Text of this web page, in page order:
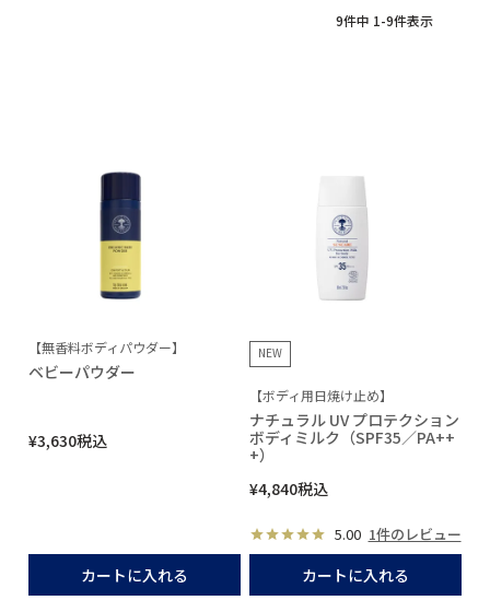
9件中 1-9件表示
【無香料ボディパウダー】
ベビーパウダー
¥3,630税込
カートに入れる
NEW
【ボディ用日焼け止め】
ナチュラル UV プロテクション
ボディミルク（SPF35／PA++
+）
¥4,840税込
5.00 1件のレビュー
カートに入れる